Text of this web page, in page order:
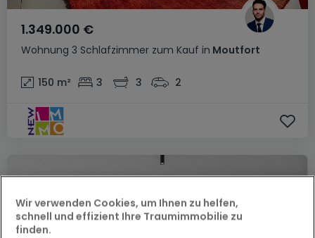
Wohnung 3 Schlafzimmer zum Kauf in Moutfort
1.349.000 €
150 m² 3 3 2
Wir verwenden Cookies, um Ihnen zu helfen,
schnell und effizient Ihre Traumimmobilie zu
finden.